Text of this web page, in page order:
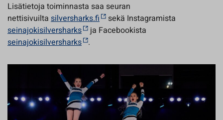
Lisätietoja toiminnasta saa seuran
nettisivuilta silversharks.fi
sekä Instagramista
seinajokisilversharks
ja Facebookista
seinajokisilversharks .